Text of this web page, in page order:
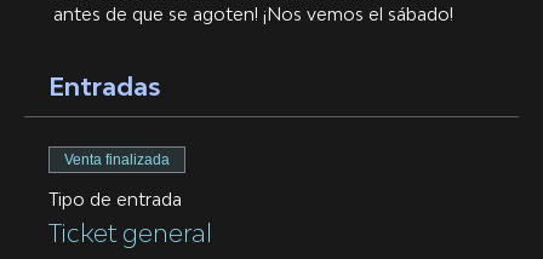
antes de que se agoten! ¡Nos vemos el sábado!
Entradas
Venta finalizada
Tipo de entrada
Ticket general